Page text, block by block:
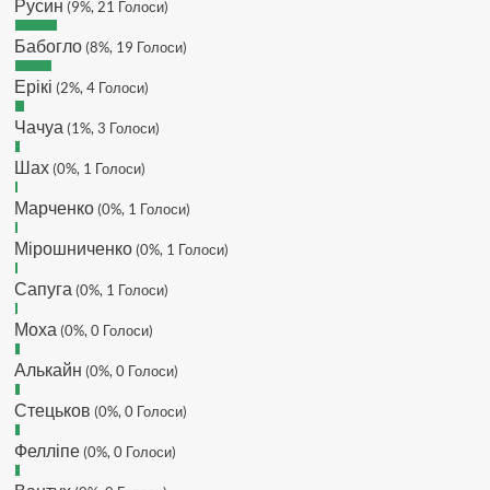
Makiavelli :
Makiavelli :
MaRiO :Трансфери такі шо слів
провалу 🙁
Hatsyk:Makiavelli, вітаємо на
буде ще активніший з часом)
Hatsyk:Та Кузик ще ок, а
перспективи, хз хз
трансляцію товарняка з Минаєм
https://www.youtube.com/live/Qb1ebGeOfZ8?
si=GU46Q4zlJQd2L-W8
Hatsyk:А ще на сайті триває
Русин (9%, 21 Голоси)
Бабогло (8%, 19 Голоси)
Ерікі (2%, 4 Голоси)
Чачуа (1%, 3 Голоси)
Шах (0%, 1 Голоси)
Марченко (0%, 1 Голоси)
Мірошниченко (0%, 1 Голоси)
Сапуга (0%, 1 Голоси)
Моха (0%, 0 Голоси)
Алькайн (0%, 0 Голоси)
Стецьков (0%, 0 Голоси)
Фелліпе (0%, 0 Голоси)